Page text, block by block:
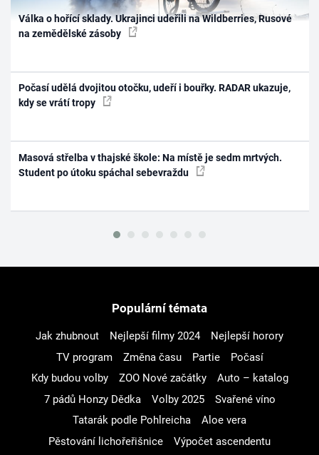
Válka o hořící sklady. Ukrajinci udeřili na Wildberries, Rusové
na zemědělské zásoby
Počasí udělá dvojitou otočku, udeří i bouřky. RADAR ukazuje,
kdy se vrátí tropy
Masová střelba v thajské škole: Na místě je sedm mrtvých.
Student po útoku spáchal sebevraždu
Populární témata
Jak zhubnout Nejlepší filmy 2024
Nejlepší horory
TV program
Změna času Partie
Počasí
Kdy budou volby
ZOO Nové začátky
Auto – katalog
7 pádů Honzy Dědka
Volby 2025
Svařené víno
Tatarák podle Pohlreicha
Aloe vera
Pěstování lichořeřišnice
Výpočet ascendentu